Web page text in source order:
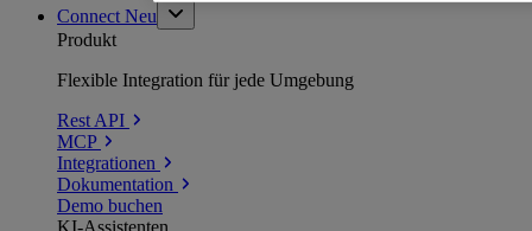
Connect Neu
Produkt
Flexible Integration für jede Umgebung
Rest API
MCP
Integrationen
Dokumentation
Demo buchen
KI-Assistenten